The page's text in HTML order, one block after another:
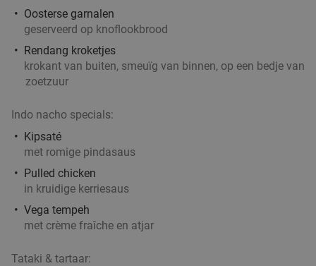
Oosterse garnalen
geserveerd op knoflookbrood
Rendang kroketjes
krokant van buiten, smeuïg van binnen, op een bedje van
zoetzuur
Indo nacho specials:
Kipsaté
met romige pindasaus
Pulled chicken
in kruidige kerriesaus
Vega tempeh
met crème fraîche en atjar
Tataki & tartaar: